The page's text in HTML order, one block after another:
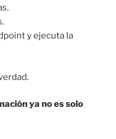
y ejecuta la
ya no es solo